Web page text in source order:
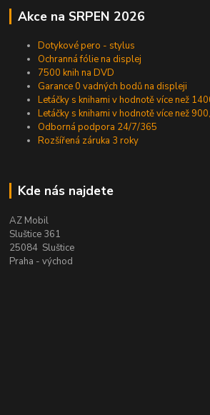
Akce na SRPEN 2026
Dotykové pero - stylus
Ochranná fólie na displej
7500 knih na DVD
Garance 0 vadných bodů na displeji
Letáčky s knihami v hodnotě více než
Letáčky s knihami v hodnotě více než
Odborná podpora 24/7/365
Rozšířená záruka 3 roky
Kde nás najdete
AZ Mobil
Sluštice 361
25084 Sluštice
Praha - východ